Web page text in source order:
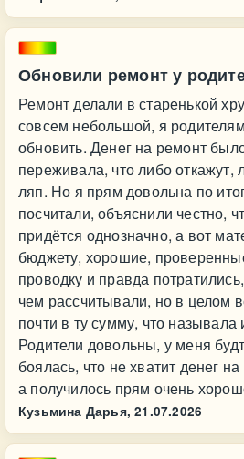
Обновили ремонт у
Ремонт делали в старенькой
совсем небольшой, я
обновить. Денег на ремонт
переживала, что либо откажут,
ляп. Но я прям довольна по
посчитали, объяснили честно,
придётся однозначно, а вот
бюджету, хорошие,
проводку и правда
чем рассчитывали, но в целом
почти в ту сумму, что называла
Родители довольны, у меня
боялась, что не хватит денег
а получилось прям очень
Кузьмина Дарья, 21.07.2026